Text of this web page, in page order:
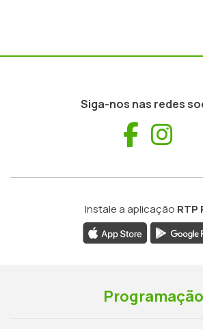
Siga-nos nas redes
Instale a aplicação RTP
Programação